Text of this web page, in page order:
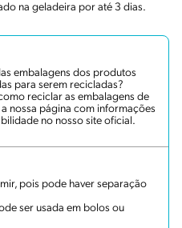
na geladeira por até 3 dias.
embalagens dos produtos
para serem recicladas?
reciclar as embalagens de
nossa página com informações
no nosso site oficial.
pois pode haver separação
ser usada em bolos ou